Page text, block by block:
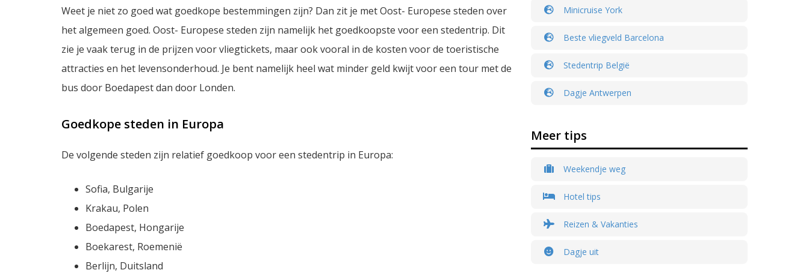
Weet je niet zo goed wat goedkope bestemmingen zijn? Dan zit je met Oost- Europese steden over
het algemeen goed. Oost- Europese steden zijn namelijk het goedkoopste voor een stedentrip. Dit
zie je vaak terug in de prijzen voor vliegtickets, maar ook vooral in de kosten voor de toeristische
attracties en het levensonderhoud. Je bent namelijk heel wat minder geld kwijt voor een tour met de
bus door Boedapest dan door Londen.
Goedkope steden in Europa
De volgende steden zijn relatief goedkoop voor een stedentrip in Europa:
Sofia, Bulgarije
Krakau, Polen
Boedapest, Hongarije
Boekarest, Roemenië
Berlijn, Duitsland
Minicruise York
Beste vliegveld Barcelona
Stedentrip België
Dagje Antwerpen
Meer tips
Weekendje weg
Hotel tips
Reizen & Vakanties
Dagje uit